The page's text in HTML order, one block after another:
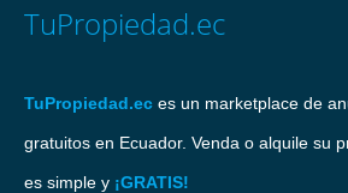
TuPropiedad.ec
TuPropiedad.ec es un marketplace de
gratuitos en Ecuador. Venda o alquile su
es simple y ¡GRATIS!